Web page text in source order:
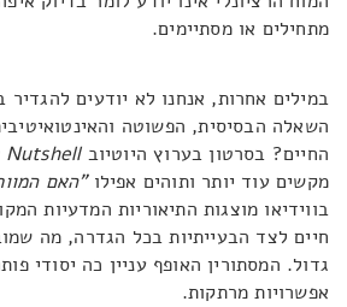
מתחילים או מסתיימים.
במילים אחרות, אנחנו לא יודעים
השאלה הבסיסית, הפשוטה
החיים? בסרטון בערוץ היוטיובNutshell
מקשים עוד יותר ותוהים אפילו"האם
בווידיאו מוצגות התיאוריות המדעיות
חיים לצד הבעייתיות בכל הגדרה, מה
גדול. המסתורין האופף עניין כה יסודי
אפשרויות מרתקות.